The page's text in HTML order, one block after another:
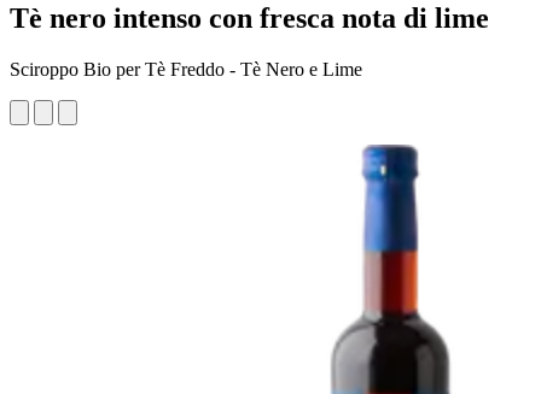
Tè nero intenso con fresca nota di lime
Sciroppo Bio per Tè Freddo - Tè Nero e Lime